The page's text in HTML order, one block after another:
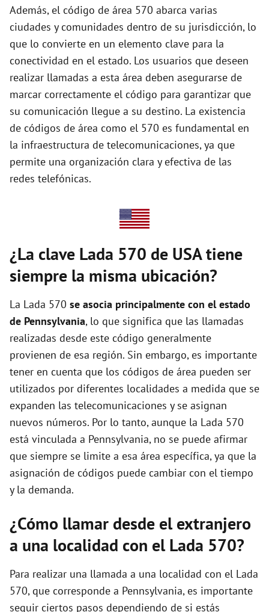
y
V
i
d
e
Además, el código de área 570 abarca varias
ciudades y comunidades dentro de su jurisdicción, lo
que lo convierte en un elemento clave para la
conectividad en el estado. Los usuarios que deseen
realizar llamadas a esta área deben asegurarse de
marcar correctamente el código para garantizar que
su comunicación llegue a su destino. La existencia
de códigos de área como el 570 es fundamental en
la infraestructura de telecomunicaciones, ya que
permite una organización clara y efectiva de las
redes telefónicas.
¿La clave Lada 570 de USA tiene
siempre la misma ubicación?
La Lada 570 se asocia principalmente con el estado
de Pennsylvania, lo que significa que las llamadas
realizadas desde este código generalmente
provienen de esa región. Sin embargo, es importante
tener en cuenta que los códigos de área pueden ser
utilizados por diferentes localidades a medida que se
expanden las telecomunicaciones y se asignan
nuevos números. Por lo tanto, aunque la Lada 570
está vinculada a Pennsylvania, no se puede afirmar
que siempre se limite a esa área específica, ya que la
asignación de códigos puede cambiar con el tiempo
y la demanda.
¿Cómo llamar desde el extranjero
a una localidad con el Lada 570?
Para realizar una llamada a una localidad con el Lada
570, que corresponde a Pennsylvania, es importante
seguir ciertos pasos dependiendo de si estás